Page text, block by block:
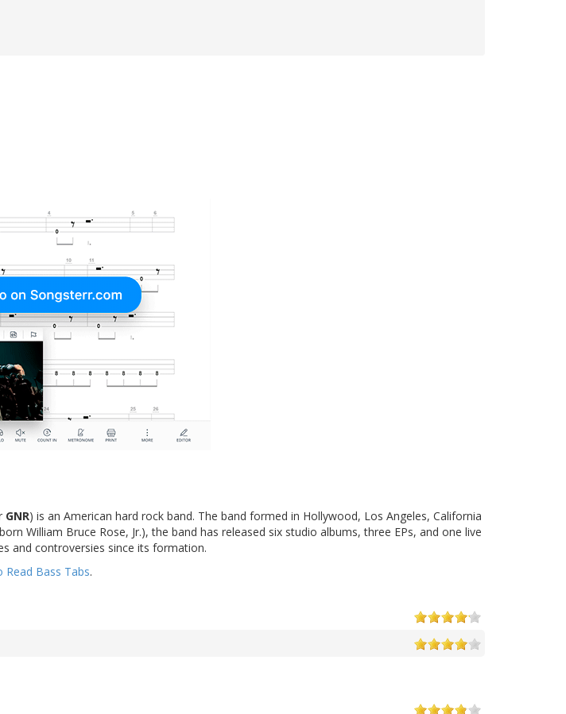
GNR) is an American hard rock band. The band formed in Hollywood, Los Angeles, California
William Bruce Rose, Jr.), the band has released six studio albums, three EPs, and one live
and controversies since its formation.
Read Bass Tabs.